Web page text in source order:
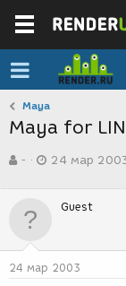
Maya
Maya for
в
р
м
-
а
д
24 мар
Guest
24 мар 2003